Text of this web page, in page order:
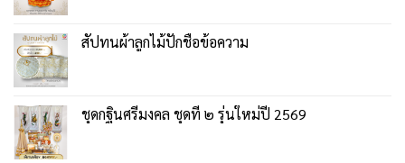
สัปทนผ้าลูกไม้ปักชื่อข้อความ
ชุดกฐินศรีมงคล ชุดที่ ๒ รุ่นใหม่ปี 2569